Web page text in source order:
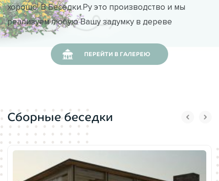
хорошо! В Беседки.Ру это производство и мы
реализуем любую Вашу задумку в дереве
ПЕРЕЙТИ В ГАЛЕРЕЮ
Сборные беседки